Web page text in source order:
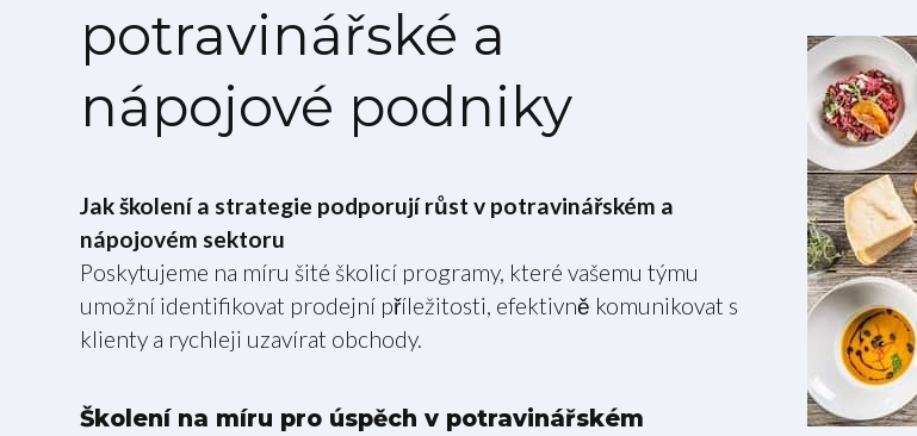
potravinářské a
nápojové podniky
Jak školení a strategie podporují růst v potravinářském a
nápojovém sektoru
Poskytujeme na míru šité školicí programy, které vašemu týmu
umožní identifikovat prodejní příležitosti, efektivně komunikovat s
klienty a rychleji uzavírat obchody.
Školení na míru pro úspěch v potravinářském